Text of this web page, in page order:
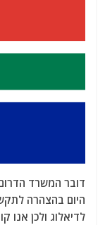
דובר המשרד
היום בהצהרה
לדיאלוג ולכן אנו